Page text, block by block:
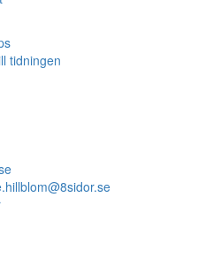
tidningen